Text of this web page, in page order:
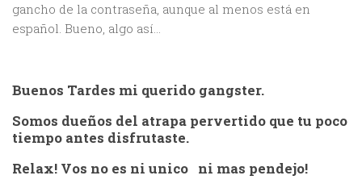
gancho de la contraseña, aunque al menos está en
español. Bueno, algo así…
Buenos Tardes mi querido gangster.
Somos dueños del atrapa pervertido que tu poco
tiempo antes disfrutaste.
Relax! Vos no es ni unico ni mas pendejo!